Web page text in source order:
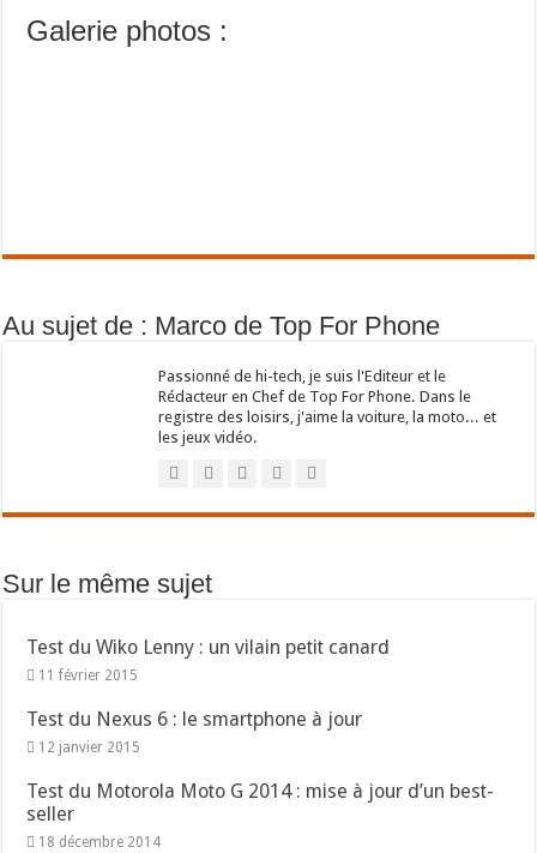
Galerie photos :
Au sujet de : Marco de Top For Phone
Passionné de hi-tech, je suis l'Editeur et le
Rédacteur en Chef de Top For Phone. Dans le
registre des loisirs, j'aime la voiture, la moto... et
les jeux vidéo.
Sur le même sujet
Test du Wiko Lenny : un vilain petit canard
11 février 2015
Test du Nexus 6 : le smartphone à jour
12 janvier 2015
Test du Motorola Moto G 2014 : mise à jour d’un best-
seller
18 décembre 2014